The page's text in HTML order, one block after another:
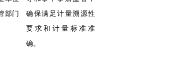
部门
确保满足计量溯源性
要求和计量标准准
确。